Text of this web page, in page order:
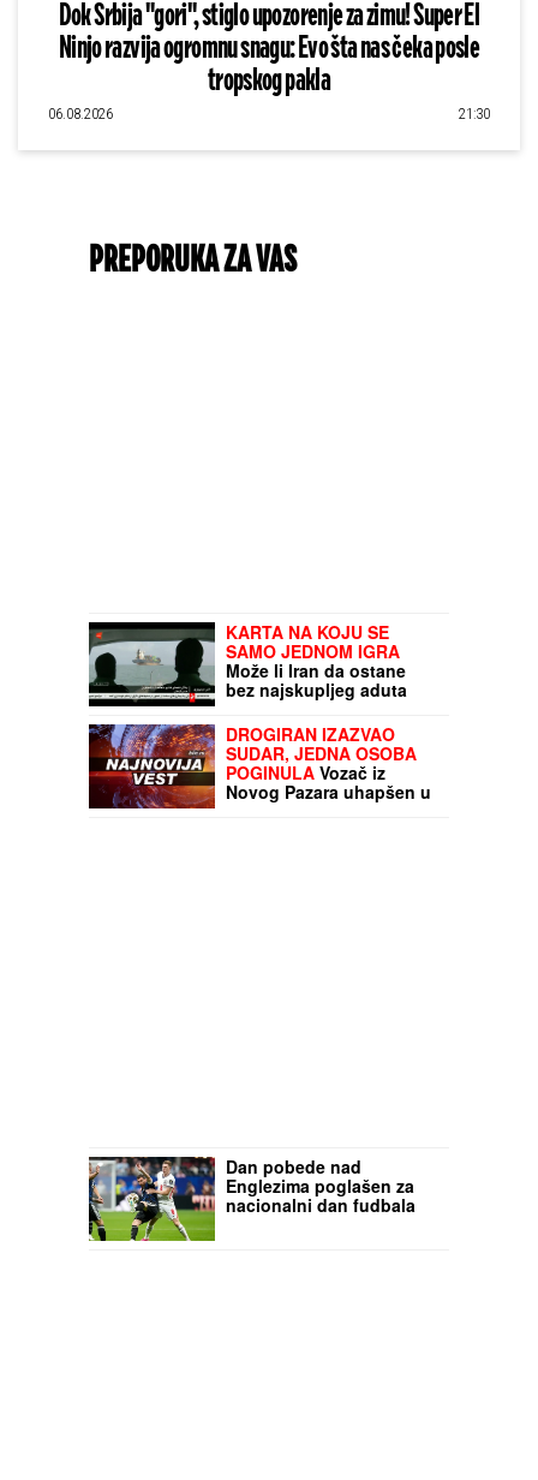
Dok Srbija "gori", stiglo upozorenje za zimu! Super El
Ninjo razvija ogromnu snagu: Evo šta nas čeka posle
tropskog pakla
06.08.2026 21:30
PREPORUKA ZA VAS
KARTA NA KOJU SE
SAMO JEDNOM IGRA
Može li Iran da ostane
bez najskupljeg aduta
DROGIRAN IZAZVAO
SUDAR, JEDNA OSOBA
POGINULA Vozač iz
Novog Pazara uhapšen u
Dan pobede nad
Englezima poglašen za
nacionalni dan fudbala